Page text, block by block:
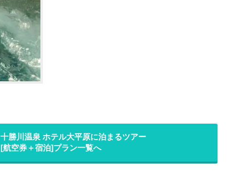
十勝川温泉 ホテル大平原に泊まるツアー
[航空券＋宿泊]プラン一覧へ